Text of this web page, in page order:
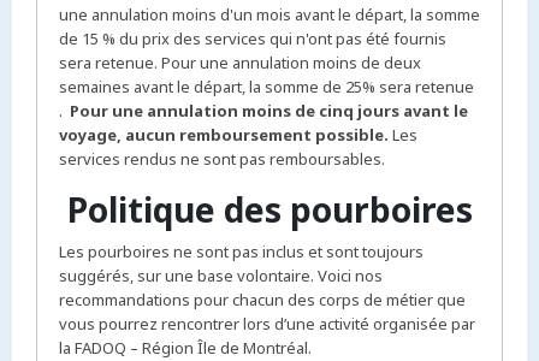
une annulation moins d'un mois avant le départ, la somme
de 15 % du prix des services qui n'ont pas été fournis
sera retenue. Pour une annulation moins de deux
semaines avant le départ, la somme de 25% sera retenue
. Pour une annulation moins de cinq jours avant le
voyage, aucun remboursement possible. Les
services rendus ne sont pas remboursables.
Politique des pourboires
Les pourboires ne sont pas inclus et sont toujours
suggérés, sur une base volontaire. Voici nos
recommandations pour chacun des corps de métier que
vous pourrez rencontrer lors d’une activité organisée par
la FADOQ – Région Île de Montréal.